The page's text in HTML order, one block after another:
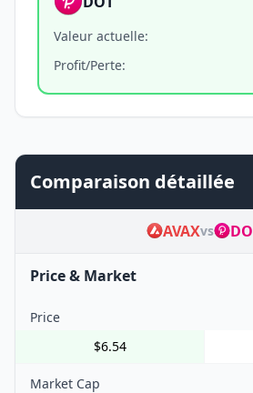
Valeur actuelle:
Profit/Perte:
Comparaison détaillée
AVAXvs
Price & Market
Price
$6.54
Market Cap